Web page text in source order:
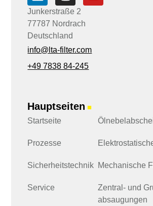
M
a
i
l
Junkerstraße 2
77787 Nordrach
Deutschland
info@lta-filter.com
+49 7838 84-245
Hauptseiten ■
Startseite
Prozesse
Sicherheits­technik
Service
Mechanische
Zentral- und
absaugungen